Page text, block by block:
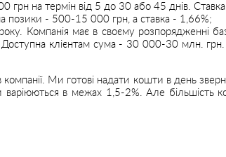
грн на термін від 5 до 30 або 45 днів.
позики - 500-15 000 грн, а ставка - 1,66%;
Компанія має в своєму розпорядженні
клієнтам сума - 30 000-30 млн.
Ми готові надати кошти в день
варіюються в межах 1,5-2%. Але більшість